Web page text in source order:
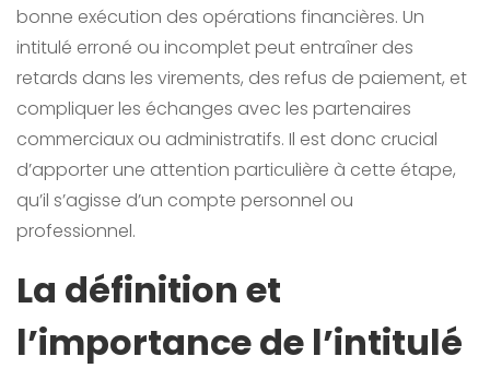
bonne exécution des opérations financières. Un
intitulé erroné ou incomplet peut entraîner des
retards dans les virements, des refus de paiement, et
compliquer les échanges avec les partenaires
commerciaux ou administratifs. Il est donc crucial
d’apporter une attention particulière à cette étape,
qu’il s’agisse d’un compte personnel ou
professionnel.
La définition et
l’importance de l’intitulé